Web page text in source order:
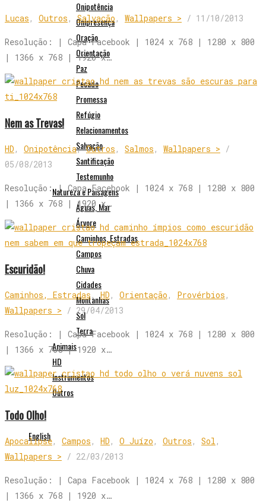
Onipotência
Onipresença
Oração
Orientação
Paz
Pecado
Promessa
Refúgio
Relacionamentos
Salvação
Santificação
Testemunho
Natureza e Paisagens
Águas, Mar
Árvore
Caminhos, Estradas
Campos
Chuva
Cidades
Montanhas
Sol
Terra
Animais
HD
Instrumentos
Outros
English
Lucas , Outros ,Salvação , Wallpapers > / 11/10/2013
Resolução: | Capa Facebook | 1024 x 768 | 1280 x 800
| 1366 x 768 | 1920 x…
Nem as Trevas!
HD , Onipotência,Outros , Salmos , Wallpapers > /
05/08/2013
Resolução: | Capa Facebook | 1024 x 768 | 1280 x 800
| 1366 x 768 | 1920 x…
Escuridão!
Caminhos, Estradas ,HD , Orientação , Provérbios ,
Wallpapers > / 29/04/2013
Resolução: | Capa Facebook | 1024 x 768 | 1280 x 800
| 1366 x 768 | 1920 x…
Todo Olho!
Apocalipse, Campos , HD , O Juízo , Outros , Sol ,
Wallpapers > / 22/03/2013
Resolução: | Capa Facebook | 1024 x 768 | 1280 x 800
| 1366 x 768 | 1920 x…